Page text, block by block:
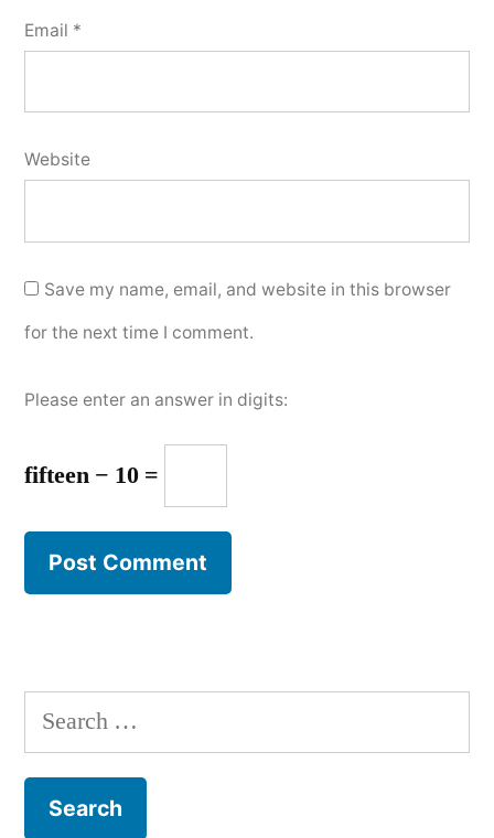
Email *
Website
Save my name, email, and website in this browser
for the next time I comment.
Please enter an answer in digits:
fifteen − 10 =
Search
for: